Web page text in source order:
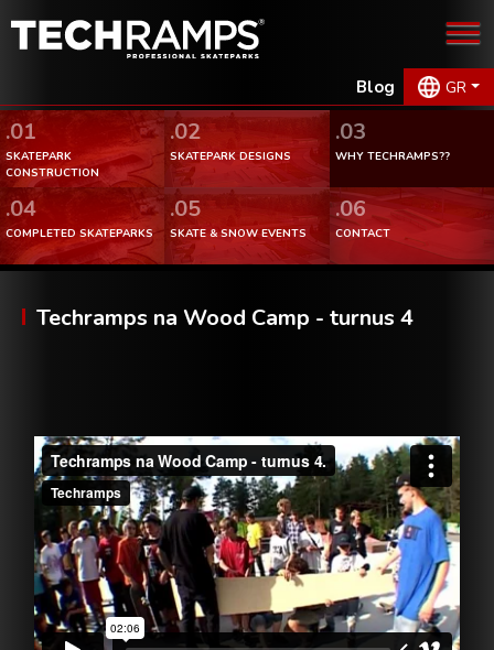
Blog GR
.01
SKATEPARK
CONSTRUCTION
.02
SKATEPARK DESIGNS
.03
WHY TECHRAMPS??
.04
COMPLETED SKATEPARKS
.05
SKATE & SNOW EVENTS
.06
CONTACT
Techramps na Wood Camp - turnus 4